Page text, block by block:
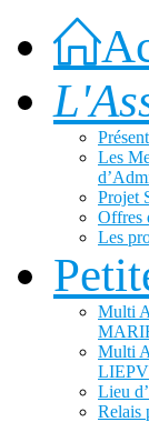
Les
Projet
Offres
Les
Multi
Multi
Lieu
Relais